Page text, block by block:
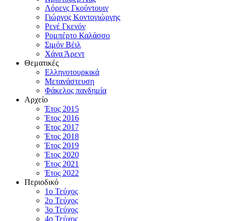
Λόρενς Γκούντουιν
Γιώργος Κοντογιώργης
Ρενέ Γκενόν
Ρομπέρτο Καλάσσο
Σιμόν Βέιλ
Χάνα Άρεντ
Θεματικές
Ελληνοτουρκικά
Μετανάστευση
Φάκελος πανδημία
Αρχείο
Έτος 2015
Έτος 2016
Έτος 2017
Έτος 2018
Έτος 2019
Έτος 2020
Έτος 2021
Έτος 2022
Περιοδικό
1ο Τεύχος
2ο Τεύχος
3ο Τεύχος
4o Τεύχος